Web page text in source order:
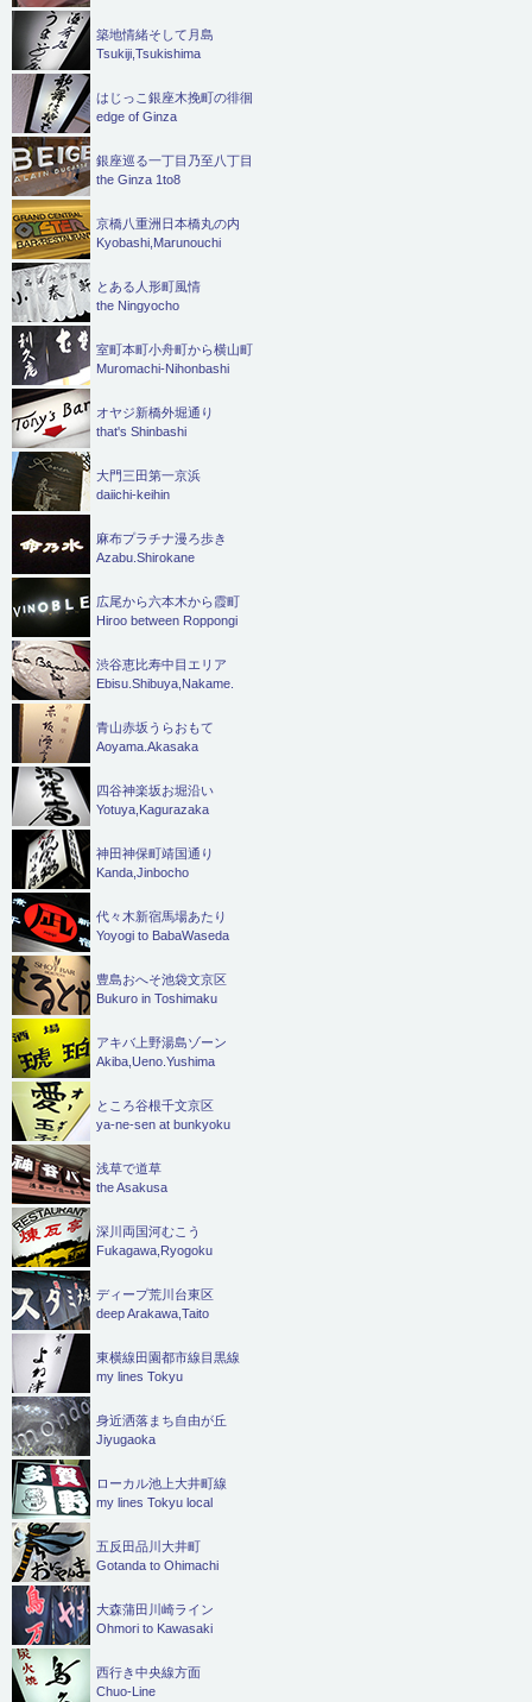
築地情緒そして月島
Tsukiji,Tsukishima
はじっこ銀座木挽町の徘徊
edge of Ginza
銀座巡る一丁目乃至八丁目
the Ginza 1to8
京橋八重洲日本橋丸の内
Kyobashi,Marunouchi
とある人形町風情
the Ningyocho
室町本町小舟町から横山町
Muromachi-Nihonbashi
オヤジ新橋外堀通り
that's Shinbashi
大門三田第一京浜
daiichi-keihin
麻布プラチナ漫ろ歩き
Azabu.Shirokane
広尾から六本木から霞町
Hiroo between Roppongi
渋谷恵比寿中目エリア
Ebisu.Shibuya,Nakame.
青山赤坂うらおもて
Aoyama.Akasaka
四谷神楽坂お堀沿い
Yotuya,Kagurazaka
神田神保町靖国通り
Kanda,Jinbocho
代々木新宿馬場あたり
Yoyogi to BabaWaseda
豊島おへそ池袋文京区
Bukuro in Toshimaku
アキバ上野湯島ゾーン
Akiba,Ueno.Yushima
ところ谷根千文京区
ya-ne-sen at bunkyoku
浅草で道草
the Asakusa
深川両国河むこう
Fukagawa,Ryogoku
ディープ荒川台東区
deep Arakawa,Taito
東横線田園都市線目黒線
my lines Tokyu
身近洒落まち自由が丘
Jiyugaoka
ローカル池上大井町線
my lines Tokyu local
五反田品川大井町
Gotanda to Ohimachi
大森蒲田川崎ライン
Ohmori to Kawasaki
西行き中央線方面
Chuo-Line